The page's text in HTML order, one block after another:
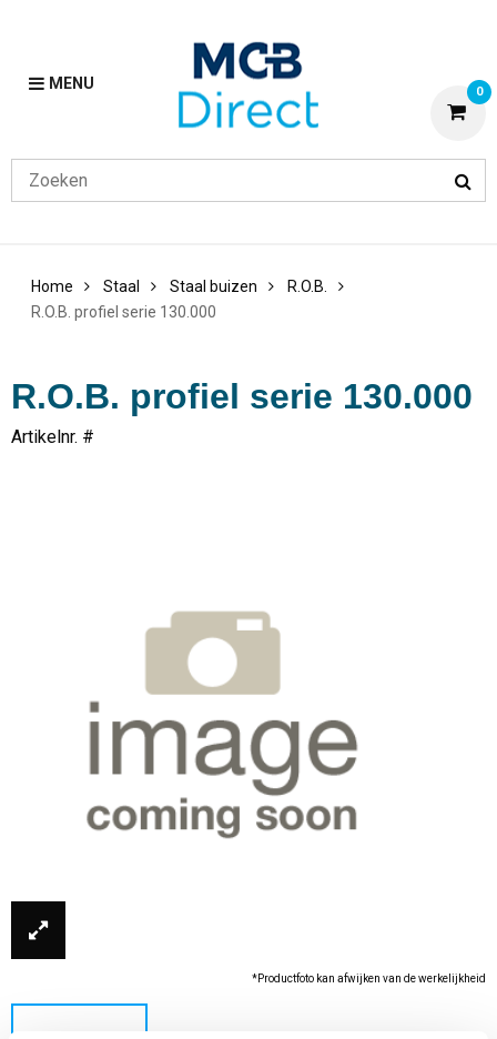
MENU 0
Home Staal Staal buizen
R.O.B.
R.O.B. profiel serie 130.000
R.O.B. profiel serie 130.000
Artikelnr. #
*Productfoto kan afwijken van de werkelijkheid